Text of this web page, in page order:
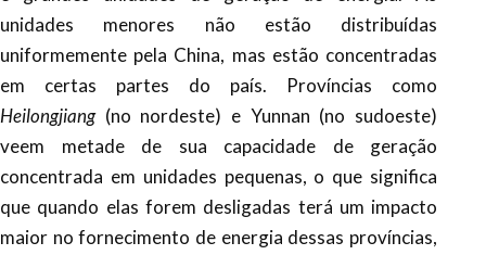
unidades menores não estão distribuídas
uniformemente pela China, mas estão concentradas
em certas partes do país. Províncias como
Heilongjiang(no nordeste) e Yunnan (no sudoeste)
veem metade de sua capacidade de geração
concentrada em unidades pequenas, o que significa
que quando elas forem desligadas terá um impacto
maior no fornecimento de energia dessas províncias,